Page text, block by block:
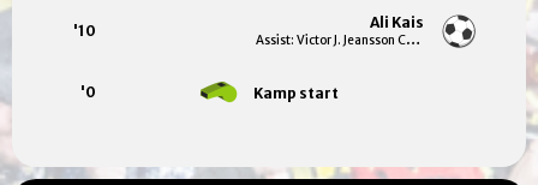
'10 Ali Kais
Assist: Victor J. Jeansson Cappelen
'0 Kamp start